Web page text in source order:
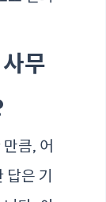
무
큼, 어
은 기